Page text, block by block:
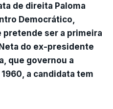
de direita Paloma
Democrático,
ser a primeira
do ex-presidente
que governou a
a candidata tem